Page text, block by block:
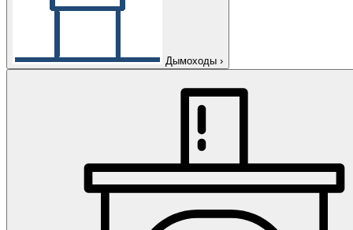
Дымоходы ›